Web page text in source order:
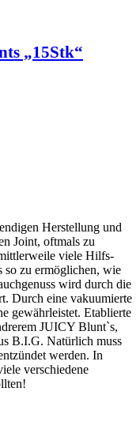
„15Stk“
Herstellung und
Joint, oftmals zu
viele Hilfs-
so zu ermöglichen, wie
wird durch die
Durch eine vakuumierte
gewährleistet. Etablierte
JUICY Blunt`s,
B.I.G. Natürlich muss
werden. In
verschiedene